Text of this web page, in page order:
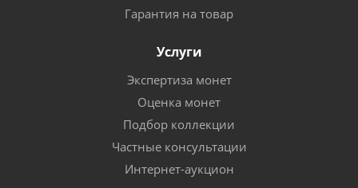
Гарантия на товар
Услуги
Экспертиза монет
Оценка монет
Подбор коллекции
Частные консультации
Интернет-аукцион